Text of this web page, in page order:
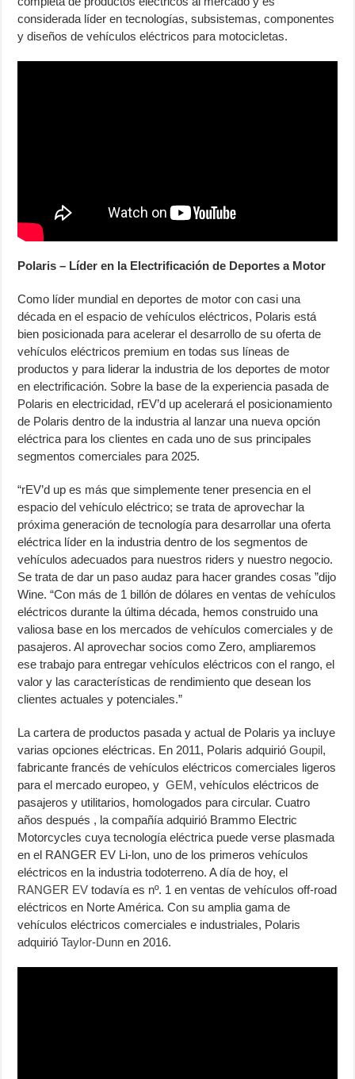
considerada líder en tecnologías, subsistemas, componentes
y diseños de vehículos eléctricos para motocicletas.
Polaris – Líder en la Electrificación de Deportes a Motor
Como líder mundial en deportes de motor con casi una
década en el espacio de vehículos eléctricos, Polaris está
bien posicionada para acelerar el desarrollo de su oferta de
vehículos eléctricos premium en todas sus líneas de
productos y para liderar la industria de los deportes de motor
en electrificación. Sobre la base de la experiencia pasada de
Polaris en electricidad, rEV’d up acelerará el posicionamiento
de Polaris dentro de la industria al lanzar una nueva opción
eléctrica para los clientes en cada uno de sus principales
segmentos comerciales para 2025.
“rEV’d up es más que simplemente tener presencia en el
espacio del vehículo eléctrico; se trata de aprovechar la
próxima generación de tecnología para desarrollar una oferta
eléctrica líder en la industria dentro de los segmentos de
vehículos adecuados para nuestros riders y nuestro negocio.
Se trata de dar un paso audaz para hacer grandes cosas ”dijo
Wine. “Con más de 1 billón de dólares en ventas de vehículos
eléctricos durante la última década, hemos construido una
valiosa base en los mercados de vehículos comerciales y de
pasajeros. Al aprovechar socios como Zero, ampliaremos
ese trabajo para entregar vehículos eléctricos con el rango, el
valor y las características de rendimiento que desean los
clientes actuales y potenciales.”
La cartera de productos pasada y actual de Polaris ya incluye
varias opciones eléctricas. En 2011, Polaris adquirióGoupil,
fabricante francés de vehículos eléctricos comerciales ligeros
para el mercado europeo, yGEM, vehículos eléctricos de
pasajeros y utilitarios, homologados para circular. Cuatro
años después , la compañía adquirió Brammo Electric
Motorcycles cuya tecnología eléctrica puede verse plasmada
en el RANGER EV Li-lon, uno de los primeros vehículos
eléctricos en la industria todoterreno. A día de hoy, el
RANGER EV todavía es nº. 1 en ventas de vehículos off-road
eléctricos en Norte América. Con su amplia gama de
vehículos eléctricos comerciales e industriales, Polaris
adquirióTaylor-Dunn en 2016.